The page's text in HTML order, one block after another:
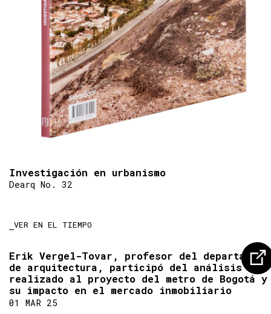
Investigación en urbanismo
Dearq No. 32
VER EN EL TIEMPO
Erik Vergel-Tovar, profesor del
de arquitectura, participó del análisis
realizado al proyecto del metro de Bogotá y
su impacto en el mercado inmobiliario
01 MAR 25